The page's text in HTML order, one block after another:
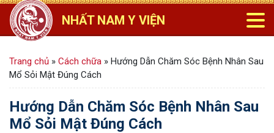
NHẤT NAM Y VIỆN
Trang chủ » Cách chữa » Hướng Dẫn Chăm Sóc Bệnh Nhân Sau
Mổ Sỏi Mật Đúng Cách
Hướng Dẫn Chăm Sóc Bệnh Nhân Sau
Mổ Sỏi Mật Đúng Cách